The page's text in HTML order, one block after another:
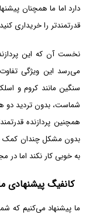
دارد اما ما همچنان
قدرتمندتر را خریداری
نخست آن که این
می‌رسد این ویژگی
سنگین مانند کروم و
شماست، بدون تردید دو
همچنین پردازنده
بدون مشکل چندان کمک
به خوبی کار نکند اما در
کانفیگ پیشنهادی
ما پیشنهاد می‌کنیم که